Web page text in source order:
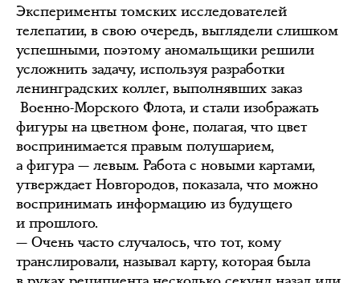
Эксперименты томских исследователей
телепатии, в свою очередь, выглядели слишком
успешными, поэтому аномальщики решили
усложнить задачу, используя разработки
ленинградских коллег, выполнявших заказ
Военно-Морского Флота, и стали изображать
фигуры на цветном фоне, полагая, что цвет
воспринимается правым полушарием,
а фигура — левым. Работа с новыми картами,
утверждает Новгородов, показала, что можно
воспринимать информацию из будущего
и прошлого.
— Очень часто случалось, что тот, кому
транслировали, называл карту, которая была